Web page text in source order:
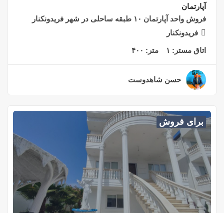
آپارتمان
فروش واحد آپارتمان ۱۰ طبقه ساحلی در شهر فریدونکنار
فریدونکنار
اتاق مستر: ۱ متر: ۴۰۰
حسن شاهدوست
برای فروش